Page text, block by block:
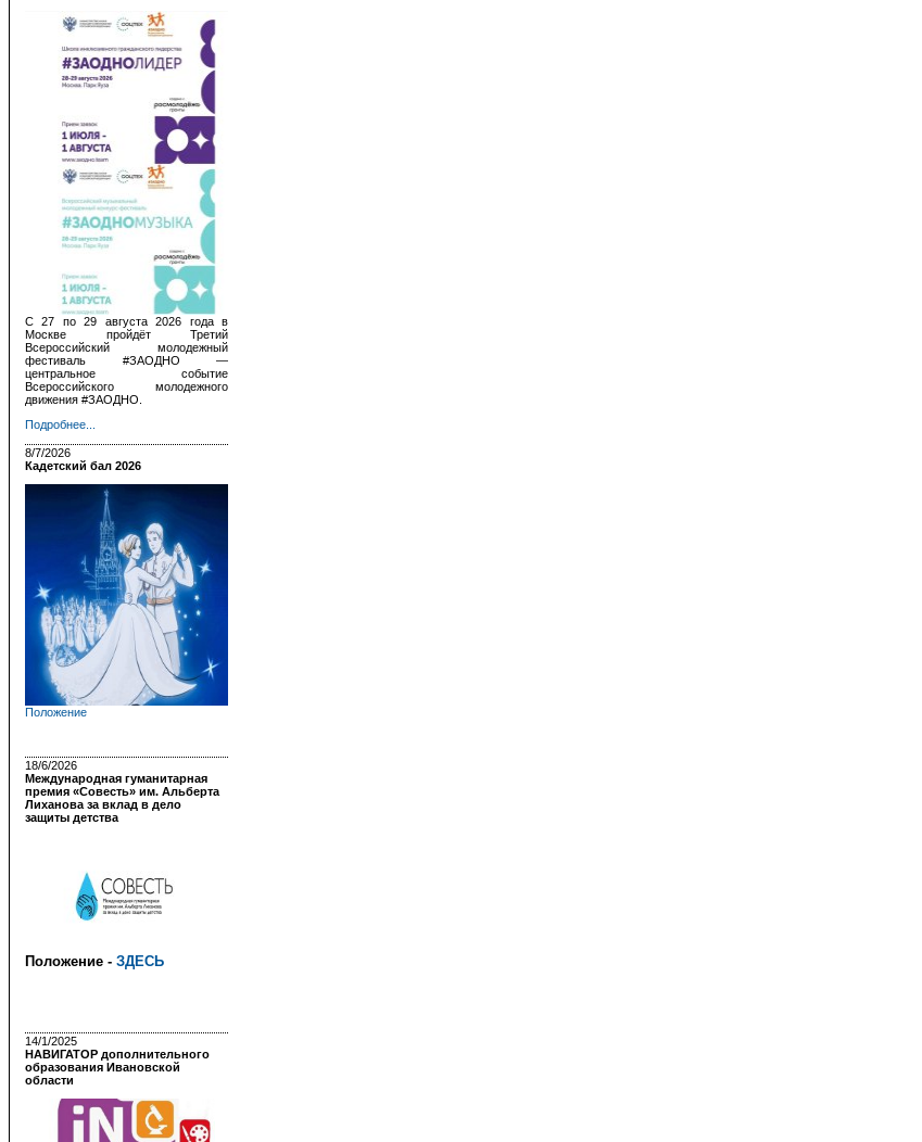
С 27 по 29 августа 2026 года в
Москве пройдёт Третий
Всероссийский молодежный
фестиваль #ЗАОДНО —
центральное событие
Всероссийского молодежного
движения #ЗАОДНО.
Подробнее...
8/7/2026
Кадетский бал 2026
Положение
18/6/2026
Международная гуманитарная
премия «Совесть» им. Альберта
Лиханова за вклад в дело
защиты детства
Положение - ЗДЕСЬ
14/1/2025
НАВИГАТОР дополнительного
образования Ивановской
области